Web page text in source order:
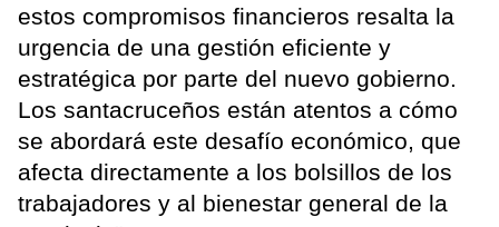
estos compromisos financieros resalta la
urgencia de una gestión eficiente y
estratégica por parte del nuevo gobierno.
Los santacruceños están atentos a cómo
se abordará este desafío económico, que
afecta directamente a los bolsillos de los
trabajadores y al bienestar general de la